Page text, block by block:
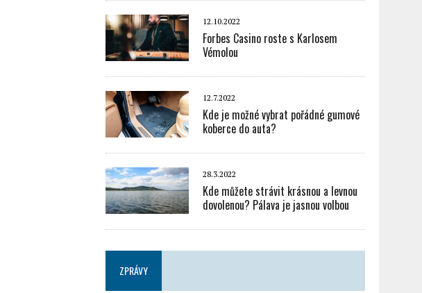
12.10.2022
Forbes Casino roste s Karlosem
Vémolou
12.7.2022
Kde je možné vybrat pořádné gumové
koberce do auta?
28.3.2022
Kde můžete strávit krásnou a levnou
dovolenou? Pálava je jasnou volbou
ZPRÁVY